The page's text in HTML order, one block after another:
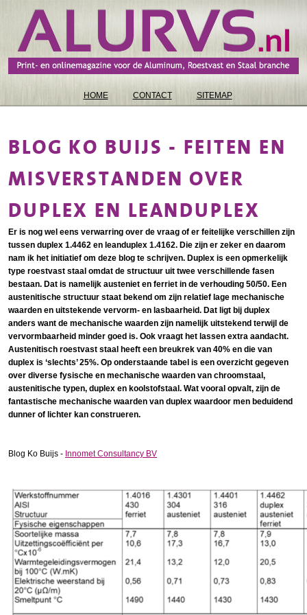
HOME CONTACT SITEMAP
BLOG KO BUIJS - FEITEN EN
MISVERSTANDEN OVER
DUPLEX EN LEANDUPLEX
Er is nog wel eens verwarring over de vraag of er feitelijke verschillen zijn
tussen duplex 1.4462 en leanduplex 1.4162. Die zijn er zeker en daarom
nam ik het initiatief om deze blog te schrijven. Duplex is een opmerkelijk
type roestvast staal omdat de structuur uit twee verschillende fasen
bestaan. Dat is namelijk austeniet en ferriet in de verhouding 50/50. Een
austenitische structuur staat bekend om zijn relatief lage mechanische
waarden en uitstekende vervorm- en lasbaarheid. Dat ligt bij duplex
anders want de mechanische waarden zijn namelijk uitstekend terwijl de
vervormbaarheid minder goed is. Ook vraagt het lassen extra aandacht.
Austenitisch roestvast staal heeft een breukrek van 40% en die van
duplex is ‘slechts’ 25%. Op onderstaande tabel is een overzicht gegeven
over diverse fysische en mechanische waarden van chroomstaal,
austenitische typen, duplex en koolstofstaal. Wat vooral opvalt, zijn de
fantastische mechanische waarden van duplex waardoor men beduidend
dunner of lichter kan construeren.
Blog Ko Buijs - Innomet Consultancy BV